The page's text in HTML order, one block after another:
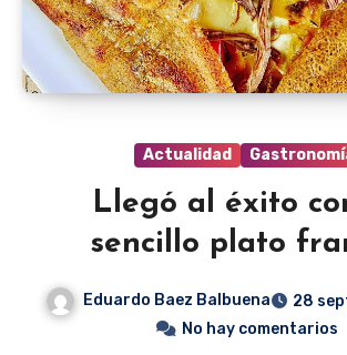
Actualidad
Llegó al éxito
sencillo plato
Eduardo Baez Balbuena
28
No hay comentarios